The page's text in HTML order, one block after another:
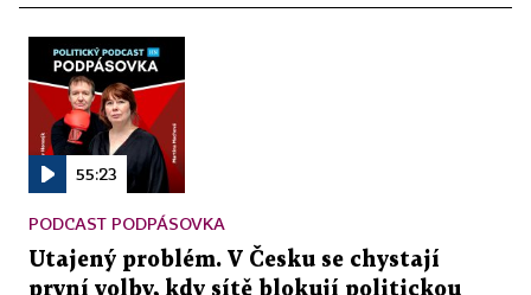
55:23
PODCAST PODPÁSOVKA
Utajený problém. V Česku se chystají
první volby, kdy sítě blokují politickou